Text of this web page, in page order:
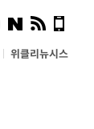
위클리뉴시스